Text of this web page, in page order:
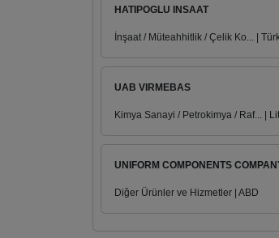
HATIPOGLU INSAAT
İnşaat / Müteahhitlik / Çelik Ko... |
UAB VIRMEBAS
Kimya Sanayi / Petrokimya / Raf... |
UNIFORM COMPONENTS
Diğer Ürünler ve Hizmetler | ABD